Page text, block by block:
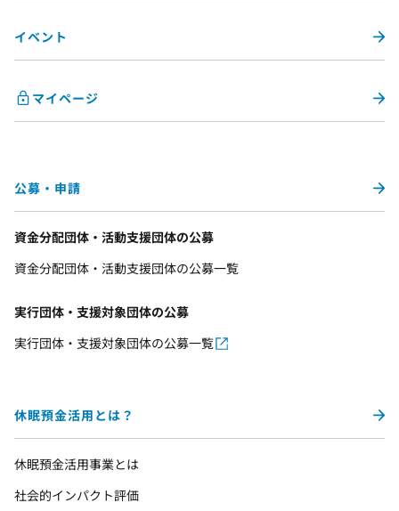
イベント
マイページ
公募・申請
資金分配団体・活動支援団体の公募
資金分配団体・活動支援団体の公募一覧
実行団体・支援対象団体の公募
実行団体・支援対象団体の公募一覧
休眠預金活用とは？
休眠預金活用事業とは
社会的インパクト評価